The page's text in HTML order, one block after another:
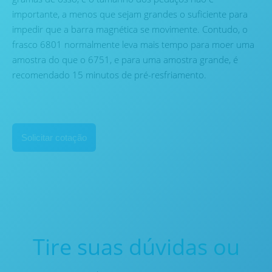
importante, a menos que sejam grandes o suficiente para
impedir que a barra magnética se movimente. Contudo, o
frasco 6801 normalmente leva mais tempo para moer uma
amostra do que o 6751, e para uma amostra grande, é
recomendado 15 minutos de pré-resfriamento.
Solicitar cotação
Tire suas dúvidas ou